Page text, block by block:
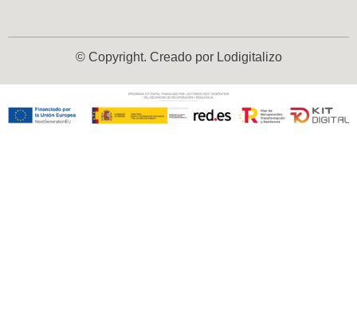
© Copyright. Creado por Lodigitalizo